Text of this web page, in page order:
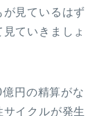
が見ているはず
ていきましょ
円の精算がな
イクルが発生